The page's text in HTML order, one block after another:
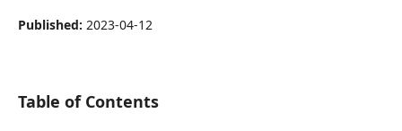
Published: 2023-04-12
Table of Contents